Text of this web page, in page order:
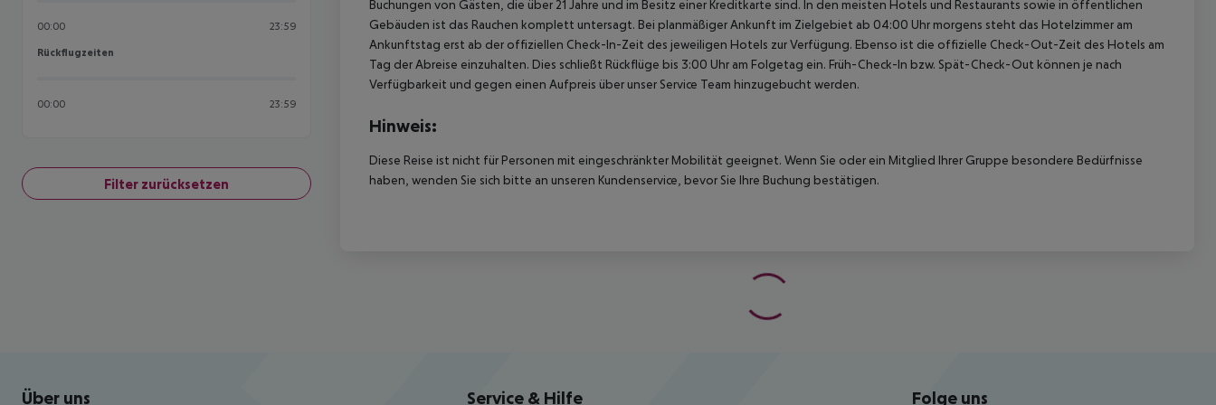
00:00 23:59
Rückflugzeiten
Rückflugzeiten
00:00 23:59
Filter zurücksetzen
Buchungen von Gästen, die über 21 Jahre und im Besitz einer Kreditkarte sind. In den meisten Hotels und Restaurants sowie in öffentlichen
Gebäuden ist das Rauchen komplett untersagt. Bei planmäßiger Ankunft im Zielgebiet ab 04:00 Uhr morgens steht das Hotelzimmer am
Ankunftstag erst ab der offiziellen Check-In-Zeit des jeweiligen Hotels zur Verfügung. Ebenso ist die offizielle Check-Out-Zeit des Hotels am
Tag der Abreise einzuhalten. Dies schließt Rückflüge bis 3:00 Uhr am Folgetag ein. Früh-Check-In bzw. Spät-Check-Out können je nach
Verfügbarkeit und gegen einen Aufpreis über unser Service Team hinzugebucht werden.
Hinweis:
Diese Reise ist nicht für Personen mit eingeschränkter Mobilität geeignet. Wenn Sie oder ein Mitglied Ihrer Gruppe besondere Bedürfnisse
haben, wenden Sie sich bitte an unseren Kundenservice, bevor Sie Ihre Buchung bestätigen.
Footer navigation
Über uns Service & Hilfe Folge uns